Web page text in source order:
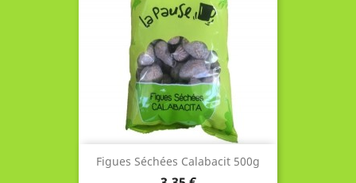
Figues Séchées Calabacit 500g